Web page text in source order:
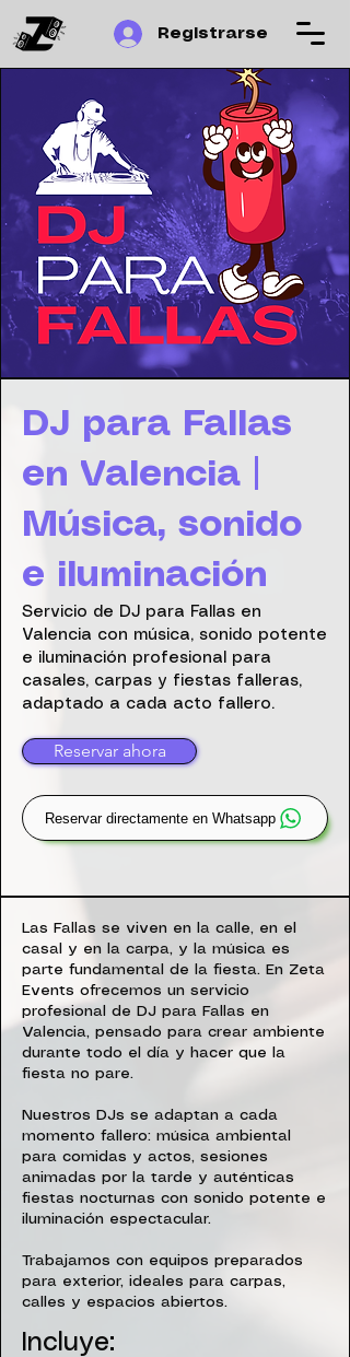
Registrarse
DJ para Fallas
en Valencia |
Música, sonido
e iluminación
Servicio de DJ para Fallas en
Valencia con música, sonido potente
e iluminación profesional para
casales, carpas y fiestas falleras,
adaptado a cada acto fallero.
Reservar ahora
Reservar directamente en Whatsapp
Las Fallas se viven en la calle, en el
casal y en la carpa, y la música es
parte fundamental de la fiesta. En Zeta
Events ofrecemos un servicio
profesional de DJ para Fallas en
Valencia, pensado para crear ambiente
durante todo el día y hacer que la
fiesta no pare.
Nuestros DJs se adaptan a cada
momento fallero: música ambiental
para comidas y actos, sesiones
animadas por la tarde y auténticas
fiestas nocturnas con sonido potente e
iluminación espectacular.
Trabajamos con equipos preparados
para exterior, ideales para carpas,
calles y espacios abiertos.
Incluye: